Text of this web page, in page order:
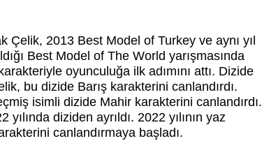
Çelik, 2013 Best Model of Turkey ve aynı yıl
Best Model of The World yarışmasında
oyunculuğa ilk adımını attı. Dizide
bu dizide Barış karakterini canlandırdı.
isimli dizide Mahir karakterini canlandırdı.
diziden ayrıldı. 2022 yılının yaz
canlandırmaya başladı.